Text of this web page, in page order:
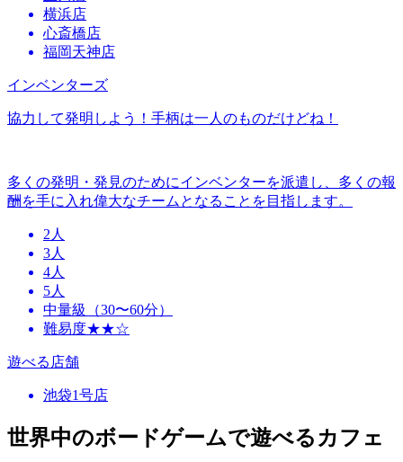
横浜店
心斎橋店
福岡天神店
インベンターズ
協力して発明しよう！手柄は一人のものだけどね！
多くの発明・発見のためにインベンターを派遣し、多くの報
酬を手に入れ偉大なチームとなることを目指します。
2人
3人
4人
5人
中量級（30〜60分）
難易度★★☆
遊べる店舗
池袋1号店
世界中のボードゲームで遊べるカフェ